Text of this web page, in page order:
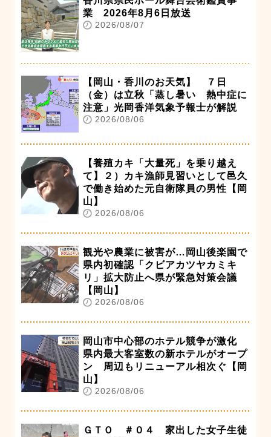
業 2026年8月6日放送
2026/08/07
【岡山・香川のお天気】 ７日
（金）は立秋「蒸し暑い 熱中症に
注意」光岡香洋気象予報士が解説
2026/08/06
【養殖カキ「大量死」を乗り越え
て】２）カキ漁師見習いとして邑久
で働き始めた元自衛隊員の男性【岡
山】
2026/08/06
観光や農業に被害が…岡山後楽園で
県内初確認「クビアカツヤカミキ
リ」拡大防止へ県が緊急対策会議
【岡山】
2026/08/06
岡山市中心部のホテル競争が激化
県内最大客室数の新ホテルがオープ
ン 周辺もリニューアル相次ぐ【岡
山】
2026/08/06
ＧＴＯ ＃０４ 家出した女子生徒